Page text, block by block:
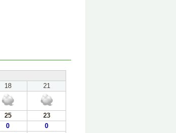
18
21
25
23
0
0